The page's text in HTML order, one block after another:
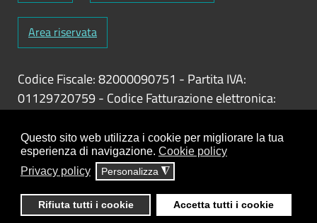
Questo sito web utilizza i cookie per migliorare la tua
esperienza di navigazione. Cookie policy
Privacy policy
Personalizza ◮
Rifiuta tutti i cookie Accetta tutti i cookie
Area riservata
Codice Fiscale: 82000090751 - Partita IVA:
01129720759- Codice Fatturazione elettronica:
Responsabile gestione sito e aggiornamento
contenuti:Antonio Scrimitore
ClioCom© copyright 2018 - 2026 - Clio S.r.l. Lecce -
Tutti i diritti riservati